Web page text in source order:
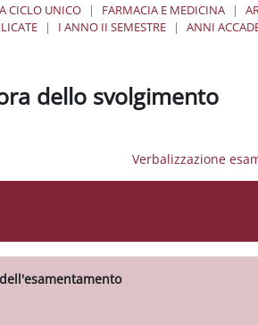
CICLO UNICO FARMACIA E MEDICINA
I ANNO II SEMESTRE
ANNI
dello svolgimento
Verbalizzazione